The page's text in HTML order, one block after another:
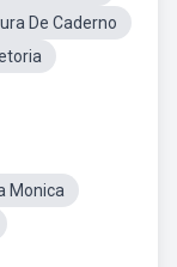
De Caderno
Monica